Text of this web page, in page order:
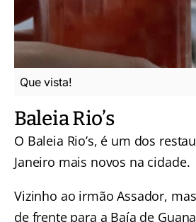
Que vista!
Baleia Rio’s
O Baleia Rio’s, é um dos
Janeiro mais novos na cidade.
Vizinho ao irmão Assador,
de frente para a Baía de